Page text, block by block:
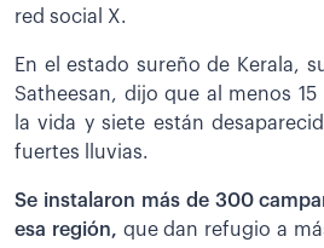
red social X.
En el estado sureño de Kerala,
Satheesan, dijo que al menos
la vida y siete están
fuertes lluvias.
Se instalaron más de 300
esa región, que dan refugio a